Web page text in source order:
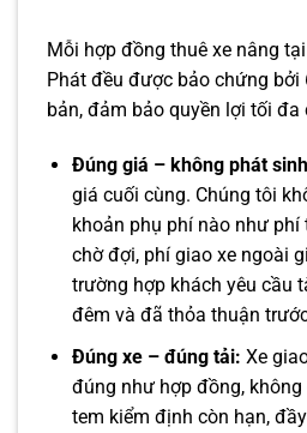
Mỗi hợp đồng thuê xe nâng
Phát đều được bảo chứng bởi
bản, đảm bảo quyền lợi tối đa
Đúng giá – không phát
giá cuối cùng. Chúng tôi
khoản phụ phí nào như
chờ đợi, phí giao xe ngoài
trường hợp khách yêu cầu
đêm và đã thỏa thuận
Đúng xe – đúng tải: Xe
đúng như hợp đồng,
tem kiểm định còn hạn,